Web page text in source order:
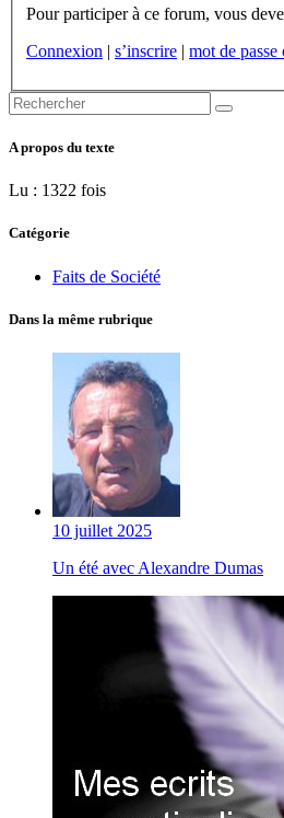
Connexion | s’inscrire | mot de passe
A propos du texte
Lu : 1322 fois
Catégorie
Faits de Société
Dans la même rubrique
10 juillet 2025
Un été avec Alexandre Dumas